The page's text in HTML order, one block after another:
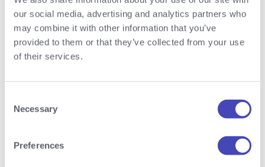
our social media, advertising and analytics partners who
may combine it with other information that you’ve
provided to them or that they’ve collected from your use
of their services.
Selection
Necessary
Preferences
Applikationen mit HTML, CSS, JS, TypeScript
hast
Gute Kenntnisse über JavaScript-Frameworks
wie Angular/Vue hast
Erfahrung mit node.js und Backend-
Einen sicheren Umgang mit responsive Web